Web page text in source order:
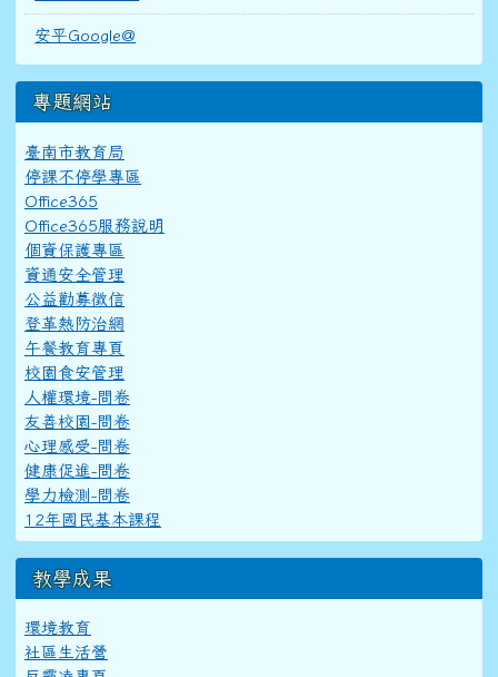
安平Google@
專題網站
臺南市教育局
停課不停學專區
Office365
Office365服務說明
個資保護專區
資通安全管理
公益勸募徵信
登革熱防治網
午餐教育專頁
校園食安管理
人權環境-問卷
友善校園-問卷
心理感受-問卷
健康促進-問卷
學力檢測-問卷
12年國民基本課程
教學成果
環境教育
社區生活營